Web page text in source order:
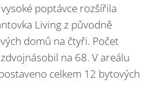
poptávce rozšířila
Living z původně
domů na čtyři. Počet
na 68. V areálu
celkem 12 bytových